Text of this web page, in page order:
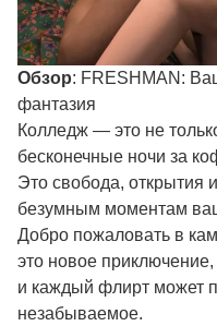
Обзор: FRESHMAN:
фантазия
Колледж — это не
бесконечные ночи за
Это свобода, открытия
безумным моментам
Добро пожаловать в
это новое приключение,
и каждый флирт может
незабываемое.